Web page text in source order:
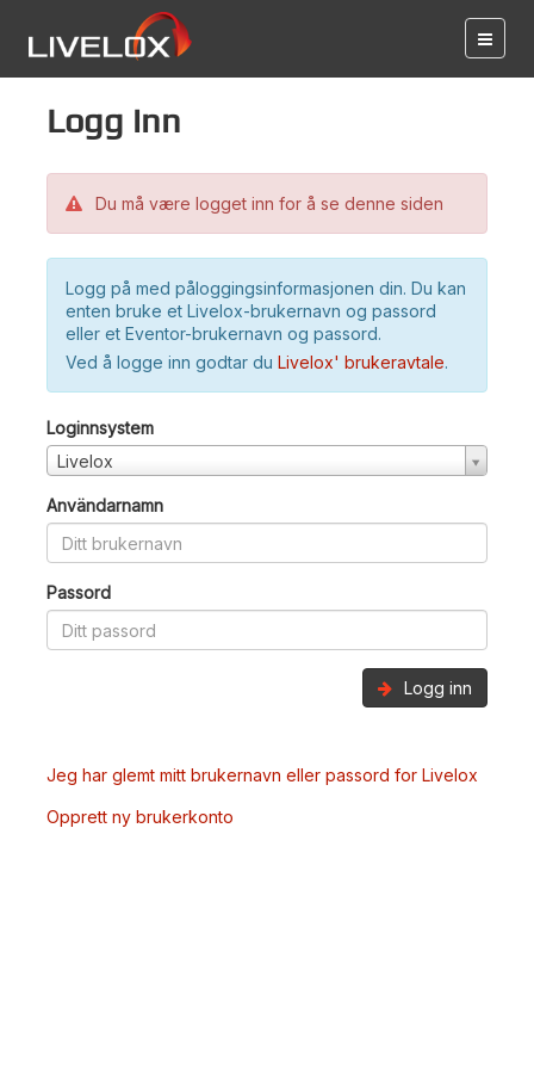
Logg inn
Du må være logget inn for å se denne siden
Logg på med påloggingsinformasjonen din. Du kan
enten bruke et Livelox-brukernavn og passord
eller et Eventor-brukernavn og passord.
Ved å logge inn godtar du Livelox' brukeravtale.
Loginnsystem
Livelox
Användarnamn
Passord
Logg inn
Jeg har glemt mitt brukernavn eller passord for Livelox
Opprett ny brukerkonto